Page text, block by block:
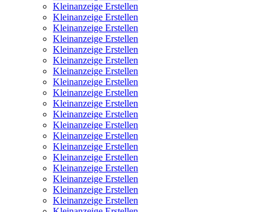
Kleinanzeige Erstellen
Kleinanzeige Erstellen
Kleinanzeige Erstellen
Kleinanzeige Erstellen
Kleinanzeige Erstellen
Kleinanzeige Erstellen
Kleinanzeige Erstellen
Kleinanzeige Erstellen
Kleinanzeige Erstellen
Kleinanzeige Erstellen
Kleinanzeige Erstellen
Kleinanzeige Erstellen
Kleinanzeige Erstellen
Kleinanzeige Erstellen
Kleinanzeige Erstellen
Kleinanzeige Erstellen
Kleinanzeige Erstellen
Kleinanzeige Erstellen
Kleinanzeige Erstellen